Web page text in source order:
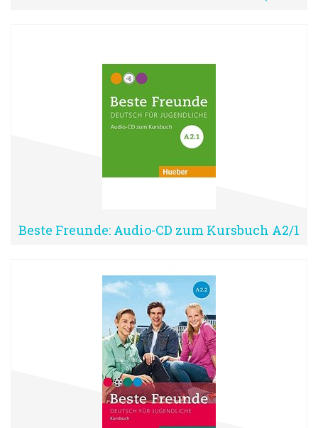
Beste Freunde: Audio-CD zum Kursbuch A2/1